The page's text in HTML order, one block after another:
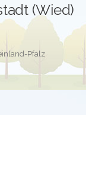
(Wied)
Pfalz